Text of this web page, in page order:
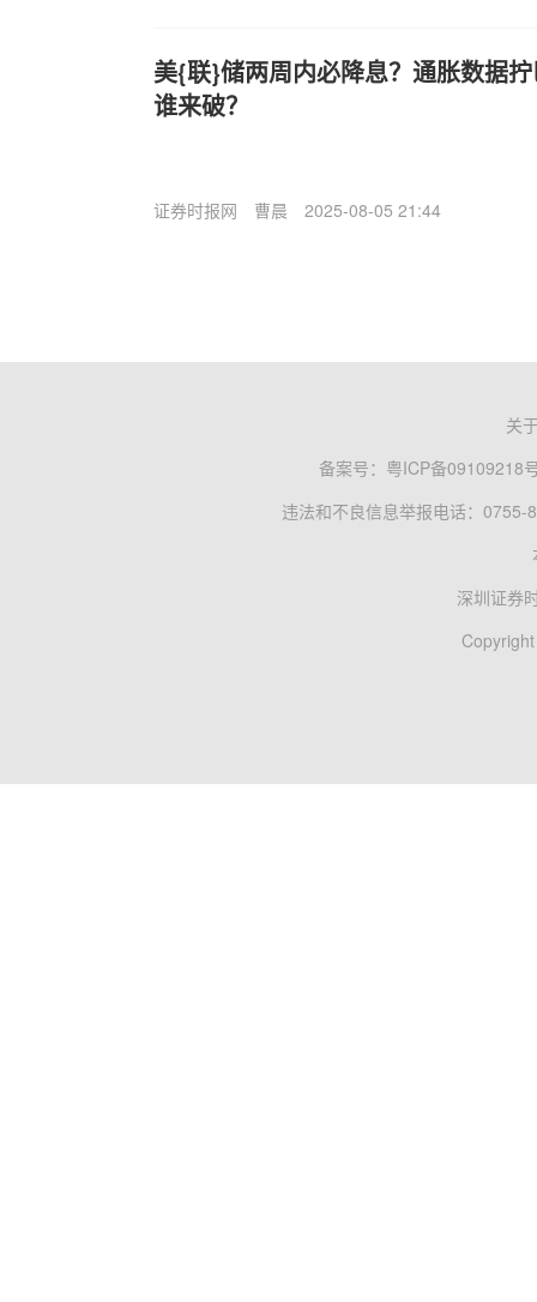
美{联}储两周内必降息？通胀数据
谁来破？
证券时报网 曹晨 2025-08-05 21:44
关
备案号： 粤ICP备09109218
违法和不良信息举报电话：0755-
深圳证券